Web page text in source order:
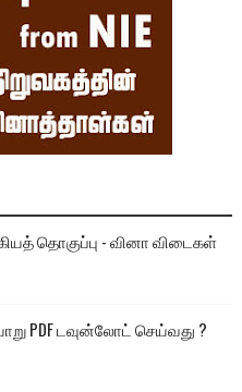
தொகுப்பு - வினா விடைகள்
PDF டவுன்லோட் செய்வது ?